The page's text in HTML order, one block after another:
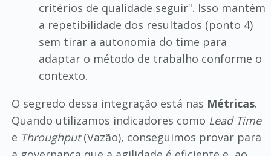
critérios de qualidade seguir". Isso mantém
a repetibilidade dos resultados (ponto 4)
sem tirar a autonomia do time para
adaptar o método de trabalho conforme o
contexto.
O segredo dessa integração está nas Métricas.
Quando utilizamos indicadores como Lead Time
e Throughput(Vazão), conseguimos provar para